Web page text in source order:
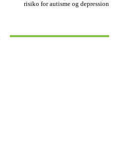
risiko for autisme og depression